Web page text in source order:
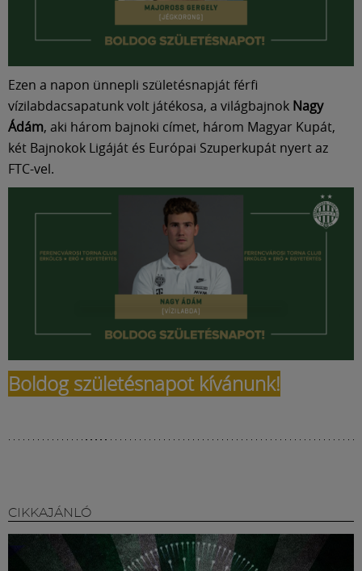
Ezen a napon ünnepli születésnapját férfi
vízilabdacsapatunk volt játékosa, a világbajnok Nagy
Ádám, aki három bajnoki címet, három Magyar Kupát,
két Bajnokok Ligáját és Európai Szuperkupát nyert az
FTC-vel.
Boldog születésnapot kívánunk!
CIKKAJÁNLÓ